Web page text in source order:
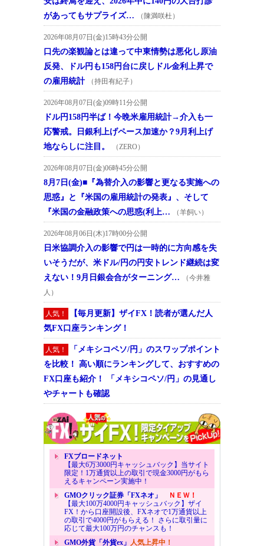
があってもサプライズ…
（陳満咲杜）
2026年08月07日(金)15時43分公開
口先の楽観論とは違って中東情勢は悪化し原油
反発、ドル円も158円台に戻しドル金利上昇で
の雇用統計
（持田有紀子）
2026年08月07日(金)09時11分公開
ドル円158円半ば！今晩米雇用統計→介入も一
応警戒。日銀利上げペース加速か？9月利上げ
地ならしに注目。
（ZERO）
2026年08月07日(金)06時45分公開
8月7日(金)■『為替介入の影響と更なる実施への
思惑』と『米国の雇用統計の発表』、そして
『米国の金融政策への思惑(利上…
（羊飼い）
2026年08月06日(木)17時00分公開
日米協調介入の影響で円は一時的に方向感を失
いそうだが、米ドル/円の円安トレンド継続は変
えない！9月日銀会合がターニング…
（今井雅
人）
人気！
【毎月更新】ザイFX！読者が選んだ人
気FX口座ランキング！
人気！
「メキシコペソ/円」のスワップポイント
を比較！ 高い順にランキングして、おすすめの
FX口座も紹介！ 「メキシコペソ/円」の見通し
やチャートも確認
FXブロードネット
【最大6万3000円キャッシュバック】当サイト
限定！1万通貨以上の取引で現金3000円がもら
えるキャンペーン実施中！
GMOクリック証券「FXネオ」
ＮＥＷ！
【最大100万4000円キャッシュバック】ザイ
FX！から口座開設後、FXネオで1万通貨以上
の取引で4000円がもらえる！ さらに取引量に
応じて最大100万円のチャンスも！
GMO外貨「外貨ex」 人気上昇中！